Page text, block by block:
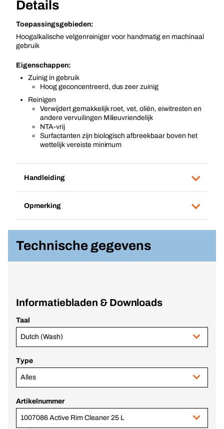
Details
Toepassingsgebieden:
Hoogalkalische velgenreiniger voor handmatig en machinaal
gebruik
Eigenschappen:
Zuinig in gebruik
Hoog geconcentreerd, dus zeer zuinig
Reinigen
Verwijdert gemakkelijk roet, vet, oliën, eiwitresten en
andere vervuilingen Milieuvriendelijk
NTA-vrij
Surfactanten zijn biologisch afbreekbaar boven het
wettelijk vereiste minimum
Handleiding
Opmerking
Technische gegevens
Informatiebladen & Downloads
Taal
Dutch (Wash)
Type
Alles
Artikelnummer
1007086 Active Rim Cleaner 25 L